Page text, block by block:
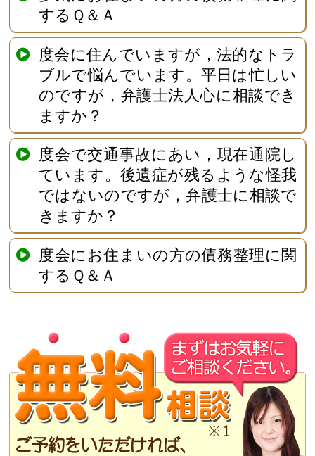
するＱ＆Ａ
度会に住んでいますが，法的なトラ
ブルで悩んでいます。平日は忙しい
のですが，弁護士法人心に相談でき
ますか？
度会で交通事故にあい，現在通院し
ています。後遺症が残るような怪我
ではないのですが，弁護士に相談で
きますか？
度会にお住まいの方の債務整理に関
するＱ＆Ａ